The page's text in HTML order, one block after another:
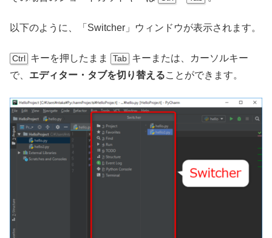
以下のように、「Switcher」ウィンドウが表示されます。
Ctrl キーを押したまま Tab キーまたは、カーソルキー
で、 エディター・タブを切り替えることができます。